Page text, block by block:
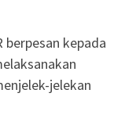
kepada
jelekan